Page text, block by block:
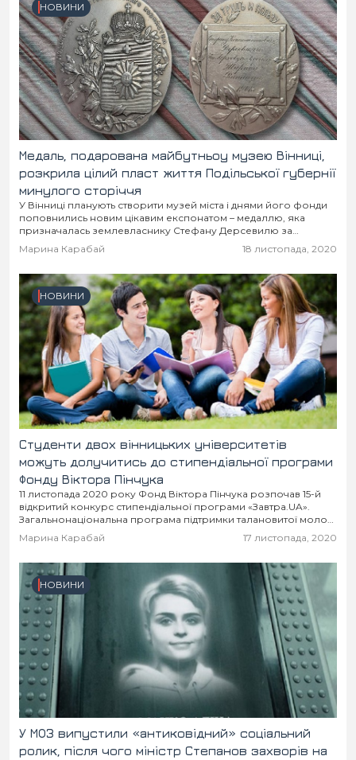
НОВИНИ
Медаль, подарована майбутньоу музею Вінниці,
розкрила цілий пласт життя Подільської губернії
минулого сторіччя
У Вінниці планують створити музей міста і днями його фонди
поповнились новим цікавим експонатом – медаллю, яка
призначалась землевласнику Стефану Дерсевилю за
досягнення у розведенні коней.
Марина Карабай 18 листопада, 2020
НОВИНИ
Студенти двох вінницьких університетів
можуть долучитись до стипендіальної програми
Фонду Віктора Пінчука
11 листопада 2020 року Фонд Віктора Пінчука розпочав 15-й
відкритий конкурс стипендіальної програми «Завтра.UA».
Загальнонаціональна програма підтримки талановитої молоді
покликана сприяти формуванню нового покоління
інтелектуальної та ділової еліти країни, яка...
Марина Карабай 17 листопада, 2020
НОВИНИ
У МОЗ випустили «антиковідний» соціальний
ролик, після чого міністр Степанов захворів на